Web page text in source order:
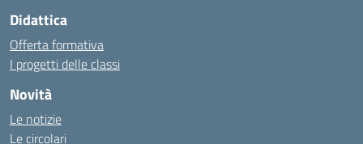
Didattica
Offerta formativa
I progetti delle classi
Novità
Le notizie
Le circolari